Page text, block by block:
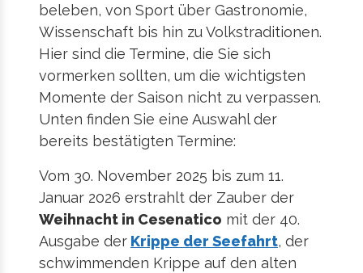
beleben, von Sport über Gastronomie,
Wissenschaft bis hin zu Volkstraditionen.
Hier sind die Termine, die Sie sich
vormerken sollten, um die wichtigsten
Momente der Saison nicht zu verpassen.
Unten finden Sie eine Auswahl der
bereits bestätigten Termine:
Vom 30. November 2025 bis zum 11.
Januar 2026 erstrahlt der Zauber der
Weihnacht in Cesenatico mit der 40.
Ausgabe der Krippe der Seefahrt, der
schwimmenden Krippe auf den alten